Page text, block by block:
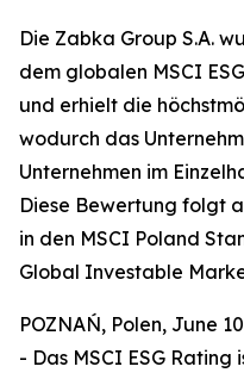
Die Zabka Group S.A.
dem globalen MSCI
und erhielt die
wodurch das
Unternehmen im
Diese Bewertung folgt
in den MSCI Poland
Global Investable
POZNAŃ, Polen, June
- Das MSCI ESG